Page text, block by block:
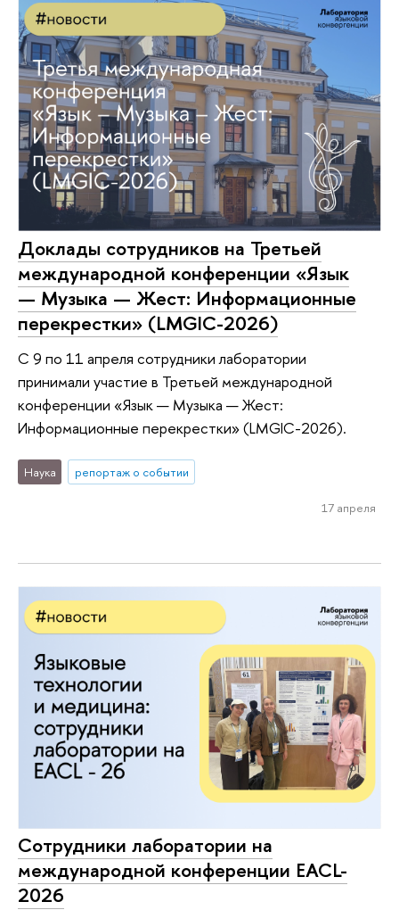
Доклады сотрудников на Третьей
международной конференции «Язык
— Музыка — Жест: Информационные
перекрестки» (LMGIC-2026)
С 9 по 11 апреля сотрудники лаборатории
принимали участие в Третьей международной
конференции «Язык — Музыка — Жест:
Информационные перекрестки» (LMGIC-2026).
Наука репортаж о событии
17 апреля
Сотрудники лаборатории на
международной конференции EACL-
2026